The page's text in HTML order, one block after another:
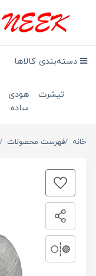
دسته‌بندی کالاها
تیشرت
هودی
ساده
خانه فهرست محصولات